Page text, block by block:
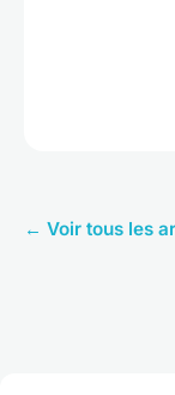
← Voir tous les